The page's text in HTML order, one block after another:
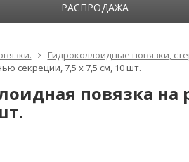
РАСПРОДАЖА
Гидроколлоидные повязки,
секреции, 7,5 x 7,5 см, 10 шт.
повязка на